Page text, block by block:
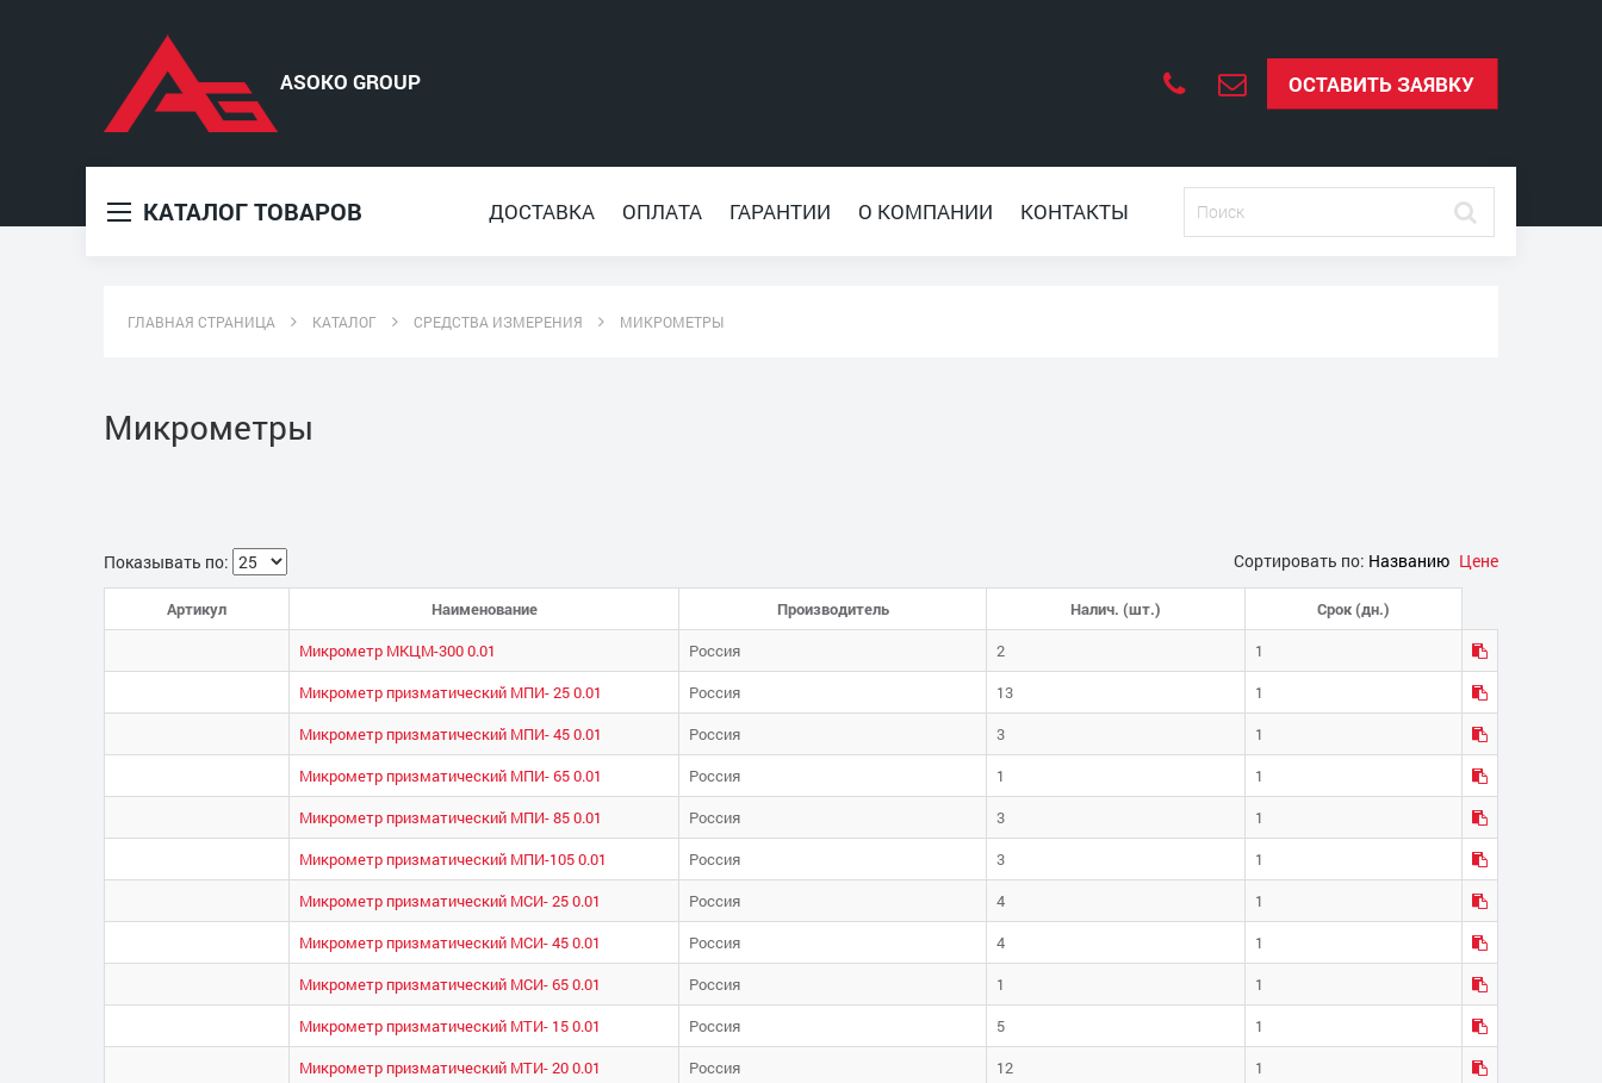
ОСТАВИТЬ ЗАЯВКУ
КАТАЛОГ ТОВАРОВ ДОСТАВКА ОПЛАТА ГАРАНТИИ О КОМПАНИИ КОНТАКТЫ
ГЛАВНАЯ СТРАНИЦА КАТАЛОГ СРЕДСТВА ИЗМЕРЕНИЯ МИКРОМЕТРЫ
Микрометры
Показывать по: Сортировать по: Названию Цене
Артикул Наименование Производитель Налич. (шт.)
Срок (дн.)
Микрометр МКЦМ-300 0.01
Россия 2
1
Микрометр призматический МПИ- 25 0.01
Россия 13
1
Микрометр призматический МПИ- 45 0.01
Россия 3
1
Микрометр призматический МПИ- 65 0.01
Россия 1
1
Микрометр призматический МПИ- 85 0.01
Россия 3
1
Микрометр призматический МПИ-105 0.01
Россия 3
1
Микрометр призматический МСИ- 25 0.01
Россия 4
1
Микрометр призматический МСИ- 45 0.01
Россия 4
1
Микрометр призматический МСИ- 65 0.01
Россия 1
1
Микрометр призматический МТИ- 15 0.01
Россия 5
1
Микрометр призматический МТИ- 20 0.01
Россия 12
1